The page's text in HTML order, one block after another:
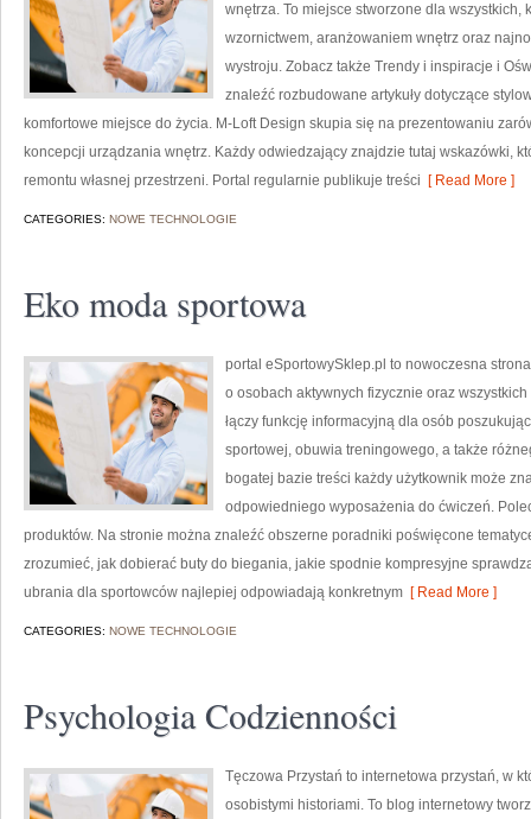
wnętrza. To miejsce stworzone dla
wzornictwem, aranżowaniem wnętrz oraz
wystroju. Zobacz także Trendy i inspiracje i
znaleźć rozbudowane artykuły dotyczące
komfortowe miejsce do życia. M-Loft Design skupia się na prezentowaniu
koncepcji urządzania wnętrz. Każdy odwiedzający znajdzie tutaj wskazówki,
remontu własnej przestrzeni. Portal regularnie publikuje treści [ Read More ]
CATEGORIES: NOWE TECHNOLOGIE
Eko moda sportowa
portal eSportowySklep.pl to nowoczesna
o osobach aktywnych fizycznie oraz
łączy funkcję informacyjną dla osób
sportowej, obuwia treningowego, a także
bogatej bazie treści każdy użytkownik może
odpowiedniego wyposażenia do ćwiczeń.
produktów. Na stronie można znaleźć obszerne poradniki poświęcone
zrozumieć, jak dobierać buty do biegania, jakie spodnie kompresyjne
ubrania dla sportowców najlepiej odpowiadają konkretnym [ Read More ]
CATEGORIES: NOWE TECHNOLOGIE
Psychologia Codzienności
Tęczowa Przystań to internetowa przystań, w
osobistymi historiami. To blog internetowy